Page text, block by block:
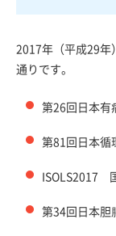
2017年（平成29年
通りです。
第26回日本有
第81回日本循
ISOLS2017
第34回日本胆